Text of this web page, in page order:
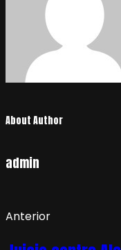
About Author
admin
Anterior